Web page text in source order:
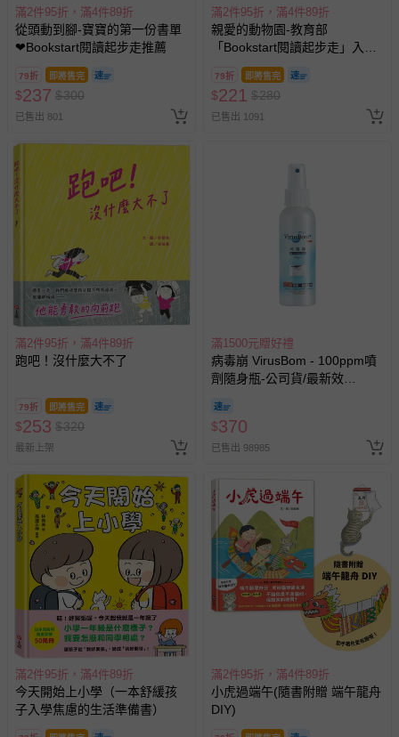
滿2件95折，滿4件89折
從頭動到腳-寶寶的第一份書單
❤Bookstart閱讀起步走推薦
79折 即將售完
$237 $300
已售出 801
滿2件95折，滿4件89折
親愛的動物園-教育部
「Bookstart閱讀起步走」入選
79折 即將售完
$221 $280
已售出 1091
滿2件95折，滿4件89折
跑吧！沒什麼大不了
79折 即將售完
$253 $320
最新上架
滿1500元贈好禮
病毒崩 VirusBom - 100ppm噴
劑隨身瓶-公司貨/最新效
$370
已售出 98985
滿2件95折，滿4件89折
今天開始上小學（一本舒緩孩
子入學焦慮的生活準備書）
滿2件95折，滿4件89折
小虎過端午(隨書附贈 端午龍舟
DIY)